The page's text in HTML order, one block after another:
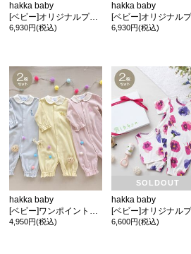
販サイト
hakka baby
[ベビー]オリジナルプリント長袖2WAYカバーオール&スタイセット(ギフトボックスラッピング)
6,930円(税込)
hakka baby
6,930円(税込)
hakka baby
[ベビー]ワンポイントアニマル長袖2WAYカバーオール＆スタイセット(ギフトボックスラッピング)
4,950円(税込)
SOLDOUT
hakka baby
6,600円(税込)